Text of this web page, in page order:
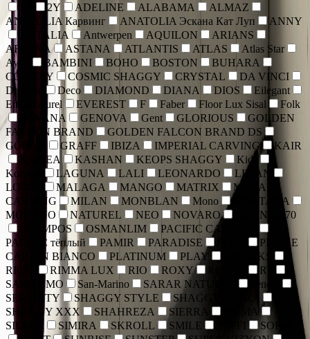
2Y ADELINE ALABAMA
ALMAZ
ANATOLIA Карвинг
ANATOLIA Эскана Кат Луп
ANNY
ANTALIA
Antwerpen AQUILON
ARIANS
ARMINA
ASTANA ATLANTIS ATLAS
Atlas Star
Aylin
BAMBINI BOHO BOSTON
BUHARA
COLIZEY
COSMIC SHAGGY CRYSTAL
DA VINCI
Danubio
Deco DIAMOND DIANA DIOS
Eilegant
Emir Naturel
EVEREST F Faber Floor Lux Sisal
Folk
GAVANA
GENOVA Gent GLORIOUS
GOLDEN
FALCON BRAND
GOLDEN FALCON BRAND DS
GONCA
GRAFF IBIZA IMPERIAL CARVING
KAIR
KAMEA
KASHAN KEOPS SHAGGY
Kids
Kortriek
LAGUNA LALI LEONARDO
LIMAN
LOTOS
MALAGA MANGO MATRIX
MEGA
CARVING
MILAN MONBLAN Mono
MONTANA
MORANO
NATUREL NEO NOVARO
NUANCE 70
OLYMPOS
OSMANLIM
PACIFIC CARVING
PACIFIC тёплый
PAMIR PARADISE
PIERRE
CARDIN BIANCO
PLATINUM PLAY
REFLEKS
RICHI
RIMMA LUX RIO ROXY
RT
SAN REMO
San-Marino SARAR NATUREL
Sencer
SERENITY
SHAGGY STYLE
SHAGGY ULTRA
SHAGGY XXX
SHAHREZA SIERRA
SIGMA
SILVER
SIMIRA SKROLL SMILE
SOFIA